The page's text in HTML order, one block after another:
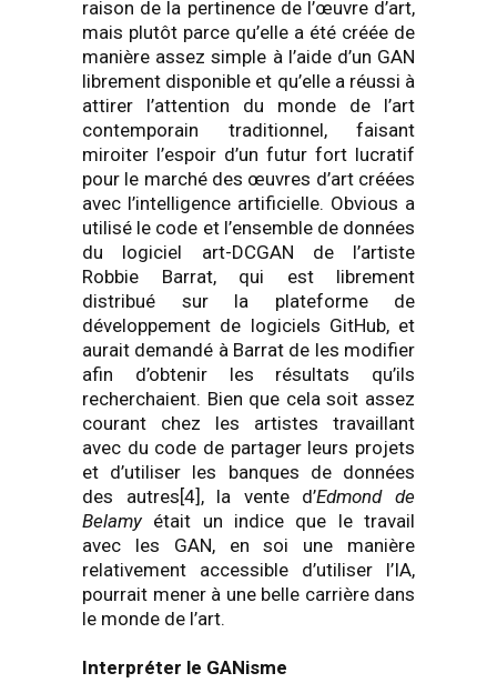
raison de la pertinence de l’œuvre d’art,
mais plutôt parce qu’elle a été créée de
manière assez simple à l’aide d’un GAN
librement disponible et qu’elle a réussi à
attirer l’attention du monde de l’art
contemporain traditionnel, faisant
miroiter l’espoir d’un futur fort lucratif
pour le marché des œuvres d’art créées
avec l’intelligence artificielle. Obvious a
utilisé le code et l’ensemble de données
du logiciel art-DCGAN de l’artiste
Robbie Barrat, qui est librement
distribué sur la plateforme de
développement de logiciels GitHub, et
aurait demandé à Barrat de les modifier
afin d’obtenir les résultats qu’ils
recherchaient. Bien que cela soit assez
courant chez les artistes travaillant
avec du code de partager leurs projets
et d’utiliser les banques de données
des autres[4], la vente d’Edmond de
Belamy était un indice que le travail
avec les GAN, en soi une manière
relativement accessible d’utiliser l’IA,
pourrait mener à une belle carrière dans
le monde de l’art.
Interpréter le GANisme